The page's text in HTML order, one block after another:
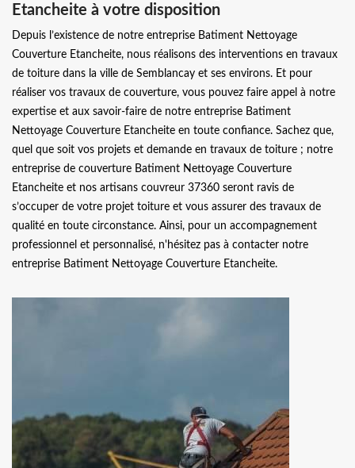
Etancheite à votre disposition
Depuis l’existence de notre entreprise Batiment Nettoyage
Couverture Etancheite, nous réalisons des interventions en travaux
de toiture dans la ville de Semblancay et ses environs. Et pour
réaliser vos travaux de couverture, vous pouvez faire appel à notre
expertise et aux savoir-faire de notre entreprise Batiment
Nettoyage Couverture Etancheite en toute confiance. Sachez que,
quel que soit vos projets et demande en travaux de toiture ; notre
entreprise de couverture Batiment Nettoyage Couverture
Etancheite et nos artisans couvreur 37360 seront ravis de
s’occuper de votre projet toiture et vous assurer des travaux de
qualité en toute circonstance. Ainsi, pour un accompagnement
professionnel et personnalisé, n'hésitez pas à contacter notre
entreprise Batiment Nettoyage Couverture Etancheite.